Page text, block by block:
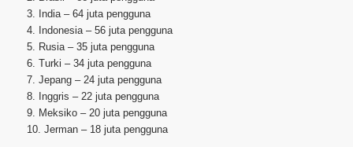
3. India – 64 juta pengguna
4. Indonesia – 56 juta pengguna
5. Rusia – 35 juta pengguna
6. Turki – 34 juta pengguna
7. Jepang – 24 juta pengguna
8. Inggris – 22 juta pengguna
9. Meksiko – 20 juta pengguna
10. Jerman – 18 juta pengguna